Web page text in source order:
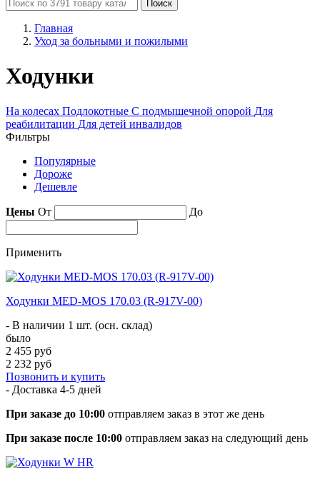
Поиск
Главная
Уход за больными и пожилыми
Ходунки
На колесах Подлокотные С подмышечной опорой Для
реабилитации Для детей инвалидов
Фильтры
Популярные
Дороже
Дешевле
Цены От До
Применить
Ходунки MED-MOS 170.03 (R-917V-00)
- В наличии 1 шт. (осн. склад)
было
2 455 руб
2 232 руб
Позвонить и купить
- Доставка 4-5 дней
При заказе до 10:00 отправляем заказ в этот же день
При заказе после 10:00 отправляем заказ на следующий день